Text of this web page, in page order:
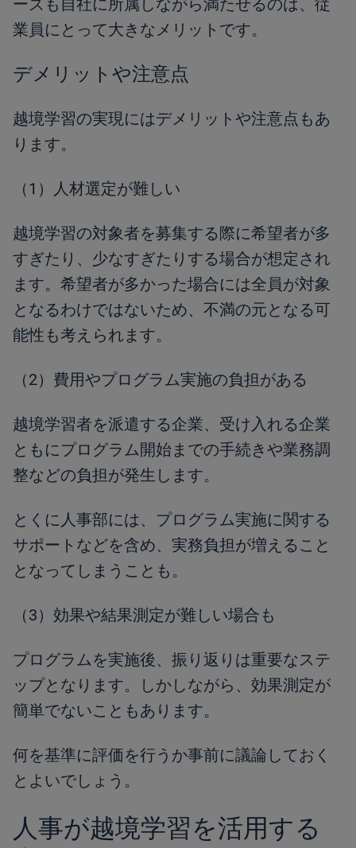
ーズも自社に所属しながら満たせるのは、従
業員にとって大きなメリットです。
デメリットや注意点
越境学習の実現にはデメリットや注意点もあ
ります。
（1）人材選定が難しい
越境学習の対象者を募集する際に希望者が多
すぎたり、少なすぎたりする場合が想定され
ます。希望者が多かった場合には全員が対象
となるわけではないため、不満の元となる可
能性も考えられます。
（2）費用やプログラム実施の負担がある
越境学習者を派遣する企業、受け入れる企業
ともにプログラム開始までの手続きや業務調
整などの負担が発生します。
とくに人事部には、プログラム実施に関する
サポートなどを含め、実務負担が増えること
となってしまうことも。
（3）効果や結果測定が難しい場合も
プログラムを実施後、振り返りは重要なステ
ップとなります。しかしながら、効果測定が
簡単でないこともあります。
何を基準に評価を行うか事前に議論しておく
とよいでしょう。
人事が越境学習を活用する